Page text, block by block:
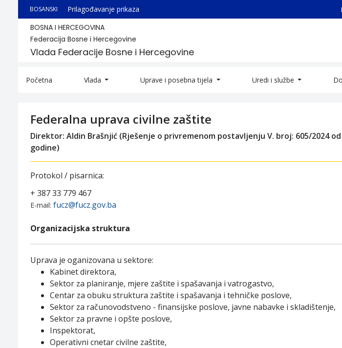
BOSANSKI Prilagođavanje prikaza
BOSNA I HERCEGOVINA
Federacija Bosne i Hercegovine
Vlada Federacije Bosne i Hercegovine
Početna Vlada Uprave i posebna tijela Uredi i službe
Federalna uprava civilne zaštite
Direktor: Aldin Brašnjić (Rješenje o privremenom postavljenju V. broj: 605/2024 od
godine)
Protokol / pisarnica:
+ 387 33 779 467
E-mail: fucz@fucz.gov.ba
Organizacijska struktura
Uprava je oganizovana u sektore:
Kabinet direktora,
Sektor za planiranje, mjere zaštite i spašavanja i vatrogastvo,
Centar za obuku struktura zaštite i spašavanja i tehničke poslove,
Sektor za računovodstveno - finansijske poslove, javne nabavke i skladištenje,
Sektor za pravne i opšte poslove,
Inspektorat,
Operativni cnetar civilne zaštite,